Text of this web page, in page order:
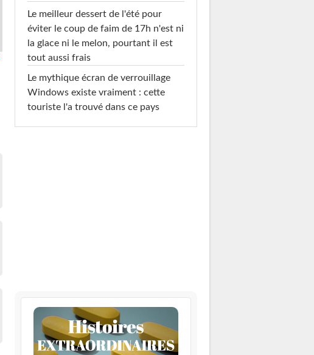
Le meilleur dessert de l'été pour
éviter le coup de faim de 17h n'est ni
la glace ni le melon, pourtant il est
tout aussi frais
Le mythique écran de verrouillage
Windows existe vraiment : cette
touriste l'a trouvé dans ce pays